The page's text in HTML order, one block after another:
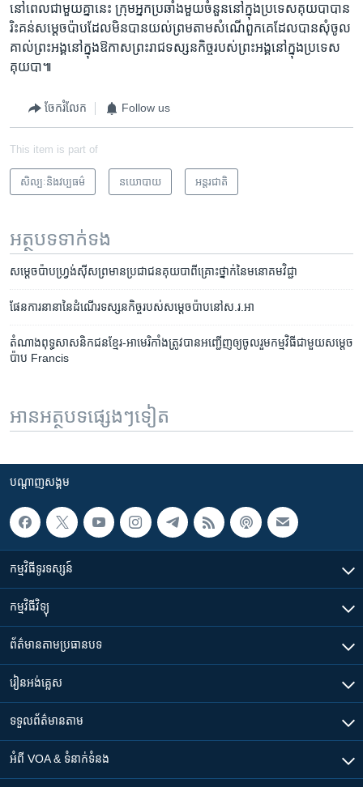
នៅ​ពេល​ជាមួយ​គ្នា​នេះ​ ក្រុម​អ្នក​ប្រឆាំង​មួយ​ចំនួន​នៅ​ក្នុង​ប្រទេស​គុយបា​បាន​
រិះគន់​សម្តេច​ប៉ាប​ដែល​មិន​បាន​យល់ព្រម​តាម​សំណើ​ពួកគេ​ដែល​បាន​សុំ​ចូល​
គាល់​ព្រះអង្គ​នៅ​ក្នុង​ឱកាស​ព្រះ​រាជ​ទស្សនកិច្ច​របស់​ព្រះអង្គ​នៅ​ក្នុង​ប្រទេស​
គុយបា៕
ចែករំលែក Follow us
This item is part of
សិល្បៈនិងវប្បធម៌ នយោបាយ អន្តរជាតិ
អត្ថបទ​ទាក់ទង
សម្តេចប៉ាប​ហ្វ្រង់​ស៊ីស​ព្រមាន​ប្រជាជន​គុយបា​ពី​គ្រោះថ្នាក់នៃ​​មនោគម​វិជ្ជា
ផែនការ​នានា​នៃ​ដំណើរ​ទស្សនកិច្ច​របស់​សម្តេច​ប៉ាប​នៅ​ស.រ.អា
តំណាង​ពុទ្ធសាសនិកជន​ខ្មែរ-អាមេរិកាំង​ត្រូវបាន​អញ្ជើញ​ឲ្យ​ចូលរួម​កម្មវិធី​ជាមួយ​សម្តេច​
ប៉ាប​ Francis
អានអត្ថបទផ្សេងៗទៀត
បណ្តាញ​សង្គម
កម្មវិធី​ទូរទស្សន៍
កម្មវិធី​វិទ្យុ
ព័ត៌មាន​តាមប្រធានបទ​
រៀន​​អង់គ្លេស
ទទួល​ព័ត៌មាន​តាម
អំពី​ VOA & ទំនាក់ទំនង